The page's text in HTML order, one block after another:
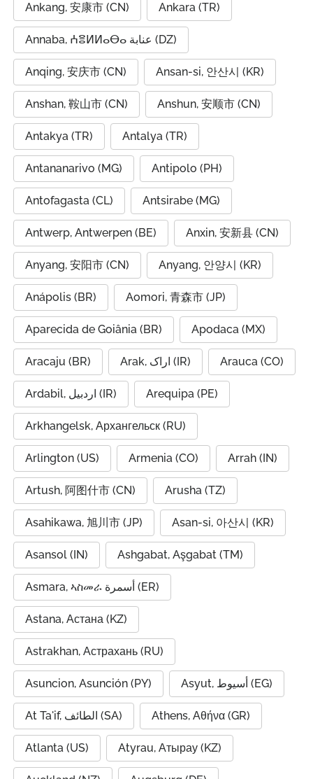
Ankang, 安康市 (CN) Ankara (TR)
Annaba, ⵄⴻⵍⵍⴰⴱⴰ عنابة (DZ)
Anqing, 安庆市 (CN) Ansan-si, 안산시 (KR)
Anshan, 鞍山市 (CN) Anshun, 安顺市 (CN)
Antakya (TR) Antalya (TR)
Antananarivo (MG) Antipolo (PH)
Antofagasta (CL) Antsirabe (MG)
Antwerp, Antwerpen (BE) Anxin, 安新县 (CN)
Anyang, 安阳市 (CN) Anyang, 안양시 (KR)
Anápolis (BR) Aomori, 青森市 (JP)
Aparecida de Goiânia (BR) Apodaca (MX)
Aracaju (BR) Arak, اراک (IR) Arauca (CO)
Ardabil, اردبیل (IR) Arequipa (PE)
Arkhangelsk, Архангельск (RU)
Arlington (US) Armenia (CO) Arrah (IN)
Artush, 阿图什市 (CN) Arusha (TZ)
Asahikawa, 旭川市 (JP) Asan-si, 아산시 (KR)
Asansol (IN) Ashgabat, Aşgabat (TM)
Asmara, ኣስመራ أسمرة (ER)
Astana, Астана (KZ)
Astrakhan, Астрахань (RU)
Asuncion, Asunción (PY) Asyut, أسيوط (EG)
At Ta'if, الطائف (SA) Athens, Αθήνα (GR)
Atlanta (US) Atyrau, Атырау (KZ)